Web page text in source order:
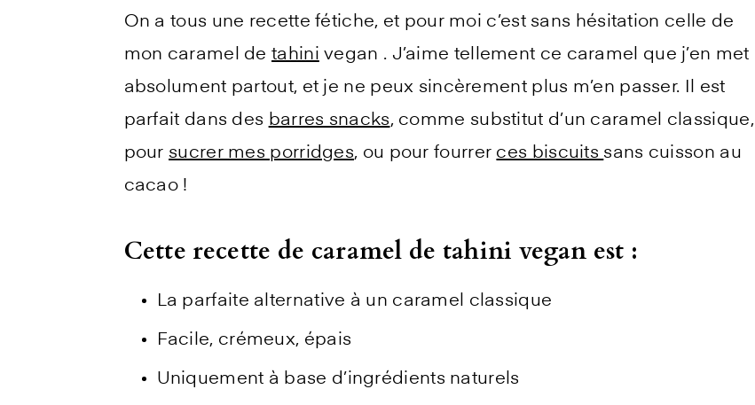
On a tous une recette fétiche, et pour moi c’est sans hésitation celle de
mon caramel detahini vegan . J’aime tellement ce caramel que j’en met
absolument partout, et je ne peux sincèrement plus m’en passer. Il est
parfait dans des barres snacks, comme substitut d’un caramel classique,
pour sucrer mes porridges, ou pour fourrer ces biscuits sans cuisson au
cacao !
Cette recette de caramel de tahini vegan est :
La parfaite alternative à un caramel classique
Facile, crémeux, épais
Uniquement à base d’ingrédients naturels